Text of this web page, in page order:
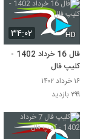
۳۴:۰۲ HD
فال 16 خرداد 1402 -
کلیپ فال
۱۶ خرداد ۱۴۰۲
۲۹۹ بازدید